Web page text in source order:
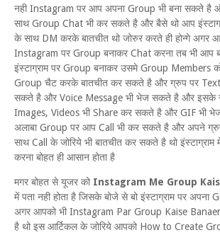
नही Instagram पर आप अपना Group भी बना सकते है
साथ Group Chat भी कर सकते है और बैसे थो आप
के साथ DM करके बातचीत थो जोरुर करते ही होन्गे अगर
Instagram पर Group बनाकर Chat करना तब भी आप
इंस्टाग्राम पर Group बनाकर उसमे Group Members
Group चैट करके बातचीत कर सकते है और ग्रुप पर
सकते है और Voice Message भी भेज सकते है और इसके
Images, Videos भी Share कर सकते है और GIF भी
अलाबा Group पर आप Call भी कर सकते है और अपने
साथ Call के जोरिये भी बातचीत कर सकते है थो
करना बोहत ही आसान होता है
मगर बोहत से यूजर को Instagram Me Group
में पता नही होता है जिसके बोजे से बो इंस्टाग्राम पर अपना
अगर आपको भी Instagram Par Group Kaise
है थो इस आर्टिकल के जोरिये आपको How to Create